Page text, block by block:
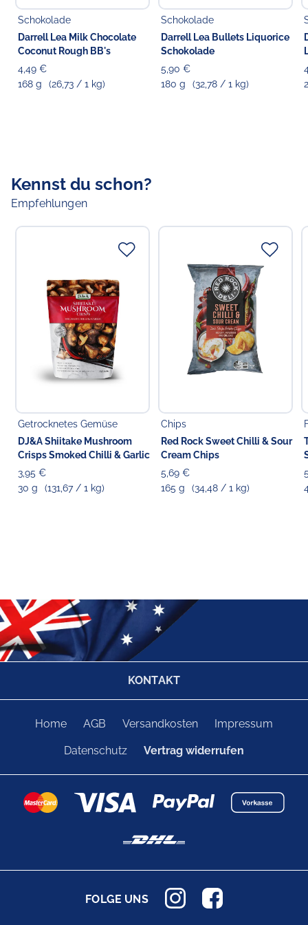
anderen Nüssen enthalten.
Schokolade
Darrell Lea Milk Chocolate
Coconut Rough BB's
4,49 €
168 g
(26,73 / 1 kg)
Schokolade
Darrell Lea Bullets Liquorice
Schokolade
5,90 €
180 g
(32,78 / 1 kg)
Kennst du schon?
Empfehlungen
Getrocknetes Gemüse
DJ&A Shiitake Mushroom
Crisps Smoked Chilli & Garlic
3,95 €
30 g
(131,67 / 1 kg)
Chips
Red Rock Sweet Chilli & Sour
Cream Chips
5,69 €
165 g
(34,48 / 1 kg)
KONTAKT
Home AGB Versandkosten Impressum
Datenschutz Vertrag widerrufen
FOLGE UNS